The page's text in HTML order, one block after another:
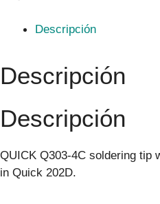
Descripción
Descripción
Descripción
QUICK Q303-4C soldering tip
in Quick 202D.